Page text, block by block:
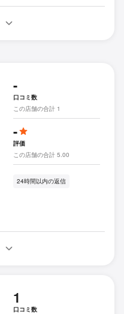
-
口コミ数
この店舗の合計 1
-
評価
この店舗の合計 5.00
24時間以内の返信
1
口コミ数